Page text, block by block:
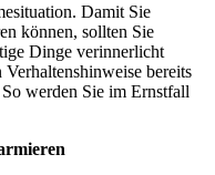
Damit Sie
können, sollten Sie
Dinge verinnerlicht
bereits
werden Sie im Ernstfall